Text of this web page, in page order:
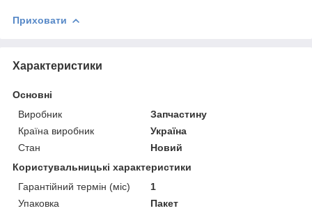
Приховати
Характеристики
Основні
Виробник
Запчастину
Країна виробник
Україна
Стан
Новий
Користувальницькі характеристики
Гарантійний термін (міс)
1
Упаковка
Пакет